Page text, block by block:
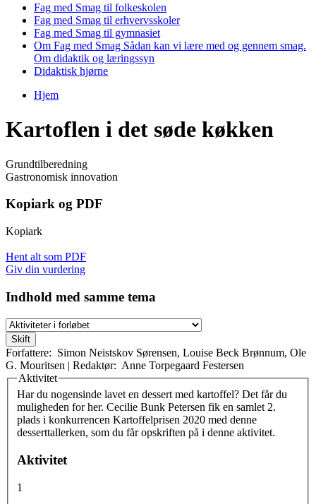
Fag med Smag til folkeskolen
Fag med Smag til erhvervsskoler
Fag med Smag til gymnasiet
Om Fag med Smag Sådan kan vi lære med og gennem smag.
Om didaktik og læringssyn
Didaktisk hjørne
Hjem
Kartoflen i det søde køkken
Grundtilberedning
Gastronomisk innovation
Kopiark og PDF
Kopiark
Hent alt som PDF
Giv din vurdering
Indhold med samme tema
Forfattere: Simon Neistskov Sørensen, Louise Beck Brønnum, Ole
G. Mouritsen | Redaktør: Anne Torpegaard Festersen
Vertikale faneblade
Aktivitet
Har du nogensinde lavet en dessert med kartoffel? Det får du
muligheden for her. Cecilie Bunk Petersen fik en samlet 2.
plads i konkurrencen Kartoffelprisen 2020 med denne
desserttallerken, som du får opskriften på i denne aktivitet.
Aktivitet
1